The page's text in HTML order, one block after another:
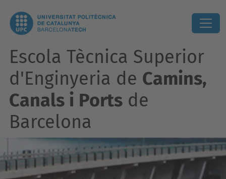
Escola Tècnica Superior
d'Enginyeria de Camins,
Canals i Ports de
Barcelona